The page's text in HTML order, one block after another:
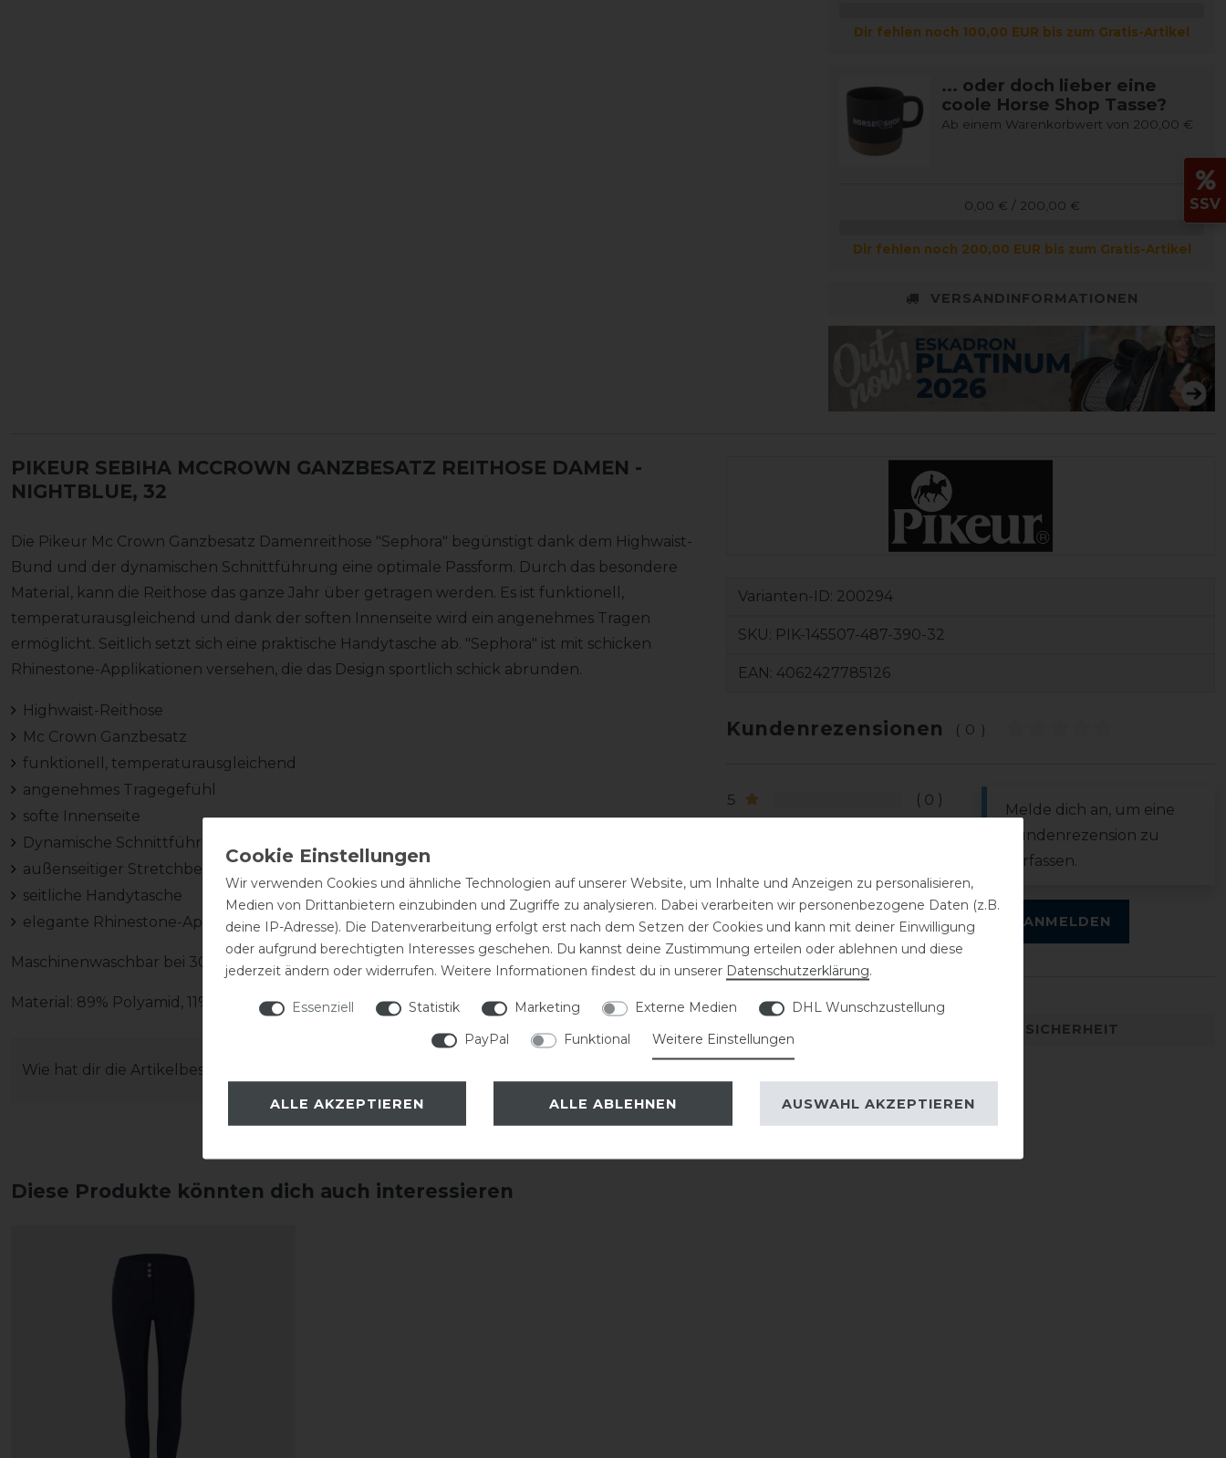
Dir fehlen noch 100,00 EUR bis zum Gratis-Artikel
... oder doch lieber eine
coole Horse Shop Tasse?
Ab einem Warenkorbwert von 200,00 €
0,00 € / 200,00 €
Dir fehlen noch 200,00 EUR bis zum Gratis-Artikel
VERSANDINFORMATIONEN
PIKEUR SEBIHA MCCROWN GANZBESATZ REITHOSE DAMEN -
NIGHTBLUE, 32
Die Pikeur Mc Crown Ganzbesatz Damenreithose "Sephora" begünstigt dank dem Highwaist-
Bund und der dynamischen Schnittführung eine optimale Passform. Durch das besondere
Material, kann die Reithose das ganze Jahr über getragen werden. Es ist funktionell,
temperaturausgleichend und dank der soften Innenseite wird ein angenehmes Tragen
ermöglicht. Seitlich setzt sich eine praktische Handytasche ab. "Sephora" ist mit schicken
Rhinestone-Applikationen versehen, die das Design sportlich schick abrunden.
Highwaist-Reithose
Mc Crown Ganzbesatz
funktionell, temperaturausgleichend
angenehmes Tragegefühl
softe Innenseite
Dynamische Schnittführung
außenseitiger Stretchbeinabschluss
seitliche Handytasche
elegante Rhinestone-Applikationen
Maschinenwaschbar bei 30 Grad im Schonwaschgang. Bitte nicht im Trockner trocknen.
Material: 89% Polyamid, 11% Elasthan
Wie hat dir die Artikelbeschreibung gefallen?
Varianten-ID: 200294
SKU: PIK-145507-487-390-32
EAN: 4062427785126
Kundenrezensionen (0)
5
0
2
0
1
0
Melde dich an, um eine
Kundenrezension zu
verfassen.
ANMELDEN
DETAILS ZUR PRODUKTSICHERHEIT
Diese Produkte könnten dich auch interessieren
SSV
Wir verwenden Cookies und ähnliche Technologien auf unserer Website, um Inhalte und Anzeigen zu personalisieren,
Medien von Drittanbietern einzubinden und Zugriffe zu analysieren. Dabei verarbeiten wir personenbezogene Daten (z.B.
deine IP-Adresse). Die Datenverarbeitung erfolgt erst nach dem Setzen der Cookies und kann mit deiner Einwilligung
oder aufgrund berechtigten Interesses geschehen. Du kannst deine Zustimmung erteilen oder ablehnen und diese
jederzeit ändern oder widerrufen. Weitere Informationen findest du in unserer Daten­schutz­erklärung.
Essenziell Statistik Marketing Externe Medien
DHL Wunschzustellung
PayPal
Funktional Weitere Einstellungen
ALLE AKZEPTIEREN ALLE ABLEHNEN AUSWAHL AKZEPTIEREN